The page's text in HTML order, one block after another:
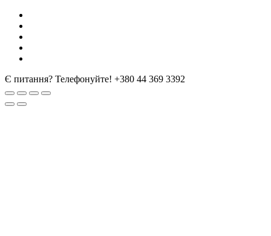
Є питання? Телефонуйте! +380 44 369 3392